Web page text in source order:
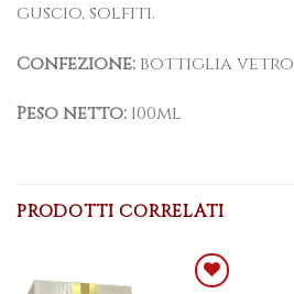
guscio, solfiti.
Confezione: bottiglia vetro
Peso netto: 100ml
PRODOTTI CORRELATI